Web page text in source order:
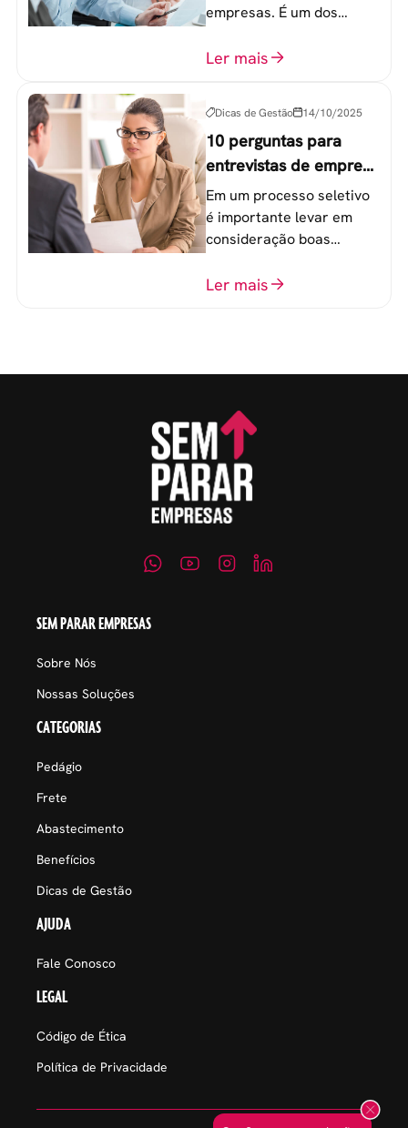
empresas. É um dos
o atingimento das metas
Ler mais
Dicas de Gestão 14/10/2025
10 perguntas para
entrevistas de emprego
que recrutadores não
devem fazer
Em um processo seletivo
é importante levar em
consideração boas
o perfil do profissional e
Ler mais
SEM PARAR EMPRESAS
Sobre Nós
Nossas Soluções
CATEGORIAS
Pedágio
Frete
Abastecimento
Benefícios
Dicas de Gestão
AJUDA
Fale Conosco
LEGAL
Código de Ética
Política de Privacidade